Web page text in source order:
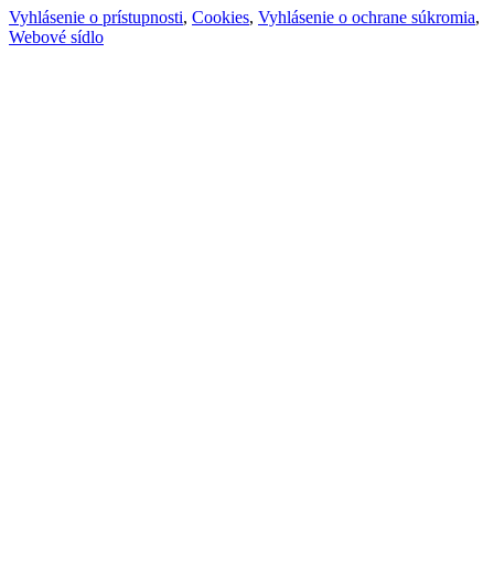
Vyhlásenie o prístupnosti, Cookies, Vyhlásenie o ochrane súkromia,
Webové sídlo